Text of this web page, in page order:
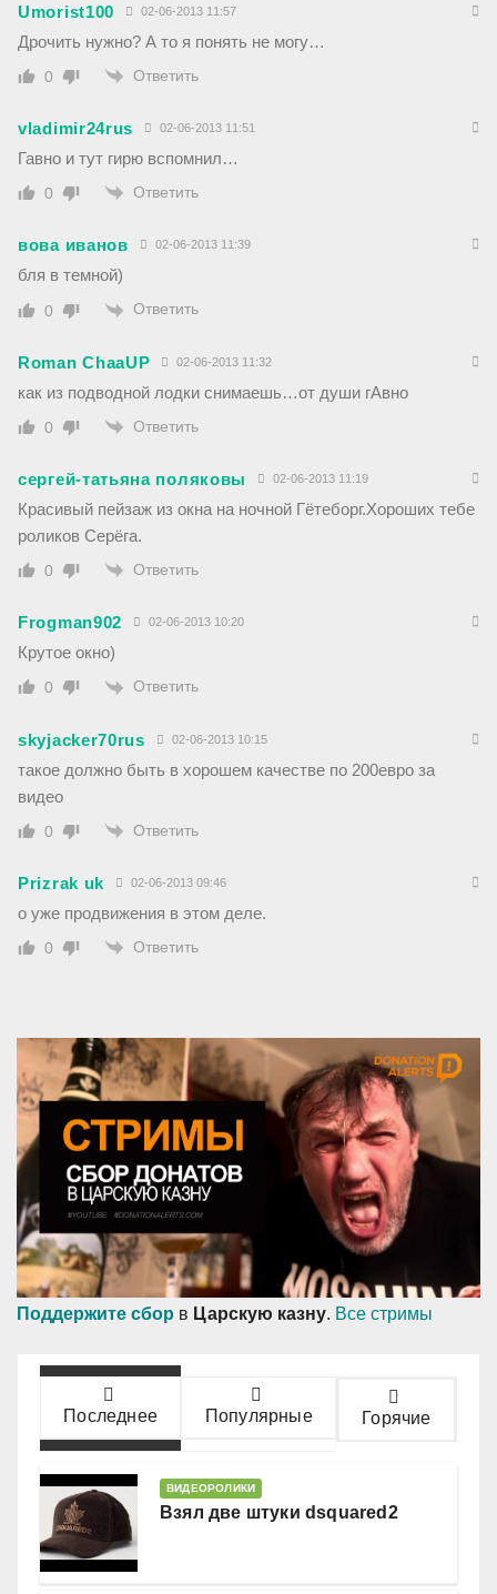
Umorist100 02-06-2013 11:57
Дрочить нужно? А то я понять не могу…
0 Ответить
vladimir24rus 02-06-2013 11:51
Гавно и тут гирю вспомнил…
0 Ответить
вова иванов 02-06-2013 11:39
бля в темной)
0 Ответить
Roman ChaaUP 02-06-2013 11:32
как из подводной лодки снимаешь…от души гАвно
0 Ответить
сергей-татьяна поляковы 02-06-2013 11:19
Красивый пейзаж из окна на ночной Гётеборг.Хороших тебе
роликов Серёга.
0 Ответить
Frogman902 02-06-2013 10:20
Крутое окно)
0 Ответить
skyjacker70rus 02-06-2013 10:15
такое должно быть в хорошем качестве по 200евро за
видео
0 Ответить
Prizrak uk 02-06-2013 09:46
о уже продвижения в этом деле.
0 Ответить
Поддержите сбор в Царскую казну. Все стримы
Последнее Популярные Горячие
ВИДЕОРОЛИКИ
Взял две штуки dsquared2